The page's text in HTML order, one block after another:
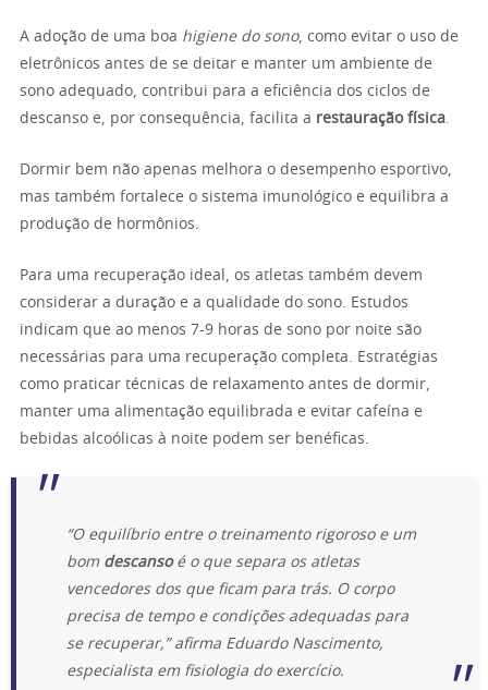
A adoção de uma boa higiene do sono, como evitar o uso de
eletrônicos antes de se deitar e manter um ambiente de
sono adequado, contribui para a eficiência dos ciclos de
descanso e, por consequência, facilita a restauração física.
Dormir bem não apenas melhora o desempenho esportivo,
mas também fortalece o sistema imunológico e equilibra a
produção de hormônios.
Para uma recuperação ideal, os atletas também devem
considerar a duração e a qualidade do sono. Estudos
indicam que ao menos 7-9 horas de sono por noite são
necessárias para uma recuperação completa. Estratégias
como praticar técnicas de relaxamento antes de dormir,
manter uma alimentação equilibrada e evitar cafeína e
bebidas alcoólicas à noite podem ser benéficas.
“O equilíbrio entre o treinamento rigoroso e um
bom descansoé o que separa os atletas
vencedores dos que ficam para trás. O corpo
precisa de tempo e condições adequadas para
se recuperar,” afirma Eduardo Nascimento,
especialista em fisiologia do exercício.